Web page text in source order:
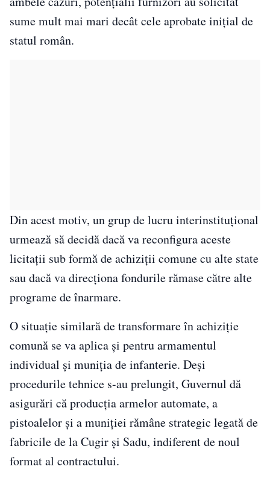
sume mult mai mari decât cele aprobate inițial de
statul român.
Din acest motiv, un grup de lucru interinstituțional
urmează să decidă dacă va reconfigura aceste
licitații sub formă de achiziții comune cu alte state
sau dacă va direcționa fondurile rămase către alte
programe de înarmare.
O situație similară de transformare în achiziție
comună se va aplica și pentru armamentul
individual și muniția de infanterie. Deși
procedurile tehnice s-au prelungit, Guvernul dă
asigurări că producția armelor automate, a
pistoalelor și a muniției rămâne strategic legată de
fabricile de la Cugir și Sadu, indiferent de noul
format al contractului.